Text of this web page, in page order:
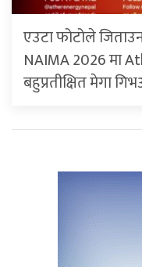
एउटा फोटोले
NAIMA 2026 मा
बहुप्रतीक्षित मेगा